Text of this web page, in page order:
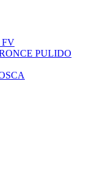
FV
PULIDO